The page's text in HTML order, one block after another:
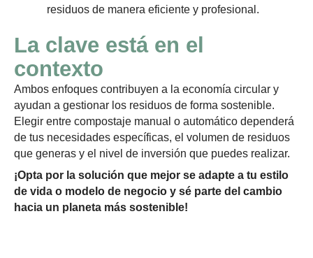
residuos de manera eficiente y profesional.
La clave está en el
contexto
Ambos enfoques contribuyen a la economía circular y
ayudan a gestionar los residuos de forma sostenible.
Elegir entre compostaje manual o automático dependerá
de tus necesidades específicas, el volumen de residuos
que generas y el nivel de inversión que puedes realizar.
¡Opta por la solución que mejor se adapte a tu estilo
de vida o modelo de negocio y sé parte del cambio
hacia un planeta más sostenible!